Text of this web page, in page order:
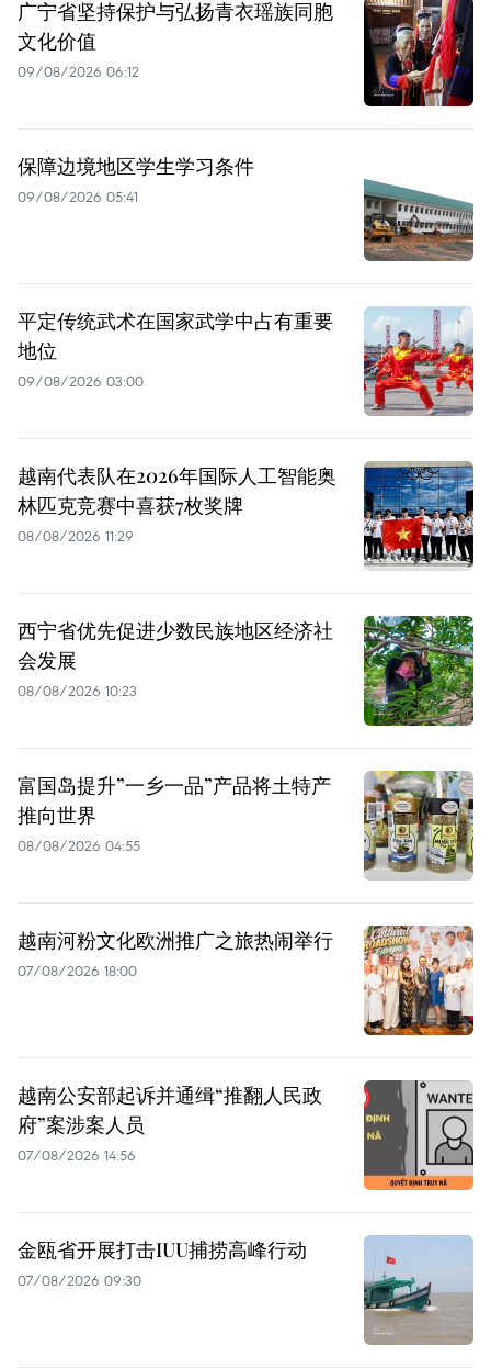
广宁省坚持保护与弘扬青衣瑶族同胞
文化价值
09/08/2026 06:12
保障边境地区学生学习条件
09/08/2026 05:41
平定传统武术在国家武学中占有重要
地位
09/08/2026 03:00
越南代表队在2026年国际人工智能奥
林匹克竞赛中喜获7枚奖牌
08/08/2026 11:29
西宁省优先促进少数民族地区经济社
会发展
08/08/2026 10:23
富国岛提升”一乡一品”产品将土特产
推向世界
08/08/2026 04:55
越南河粉文化欧洲推广之旅热闹举行
07/08/2026 18:00
越南公安部起诉并通缉“推翻人民政
府”案涉案人员
07/08/2026 14:56
金瓯省开展打击IUU捕捞高峰行动
07/08/2026 09:30